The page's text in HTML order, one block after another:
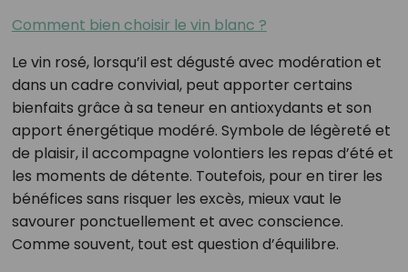
Comment bien choisir le vin blanc ?
Le vin rosé, lorsqu’il est dégusté avec modération et
dans un cadre convivial, peut apporter certains
bienfaits grâce à sa teneur en antioxydants et son
apport énergétique modéré. Symbole de légèreté et
de plaisir, il accompagne volontiers les repas d’été et
les moments de détente. Toutefois, pour en tirer les
bénéfices sans risquer les excès, mieux vaut le
savourer ponctuellement et avec conscience.
Comme souvent, tout est question d’équilibre.